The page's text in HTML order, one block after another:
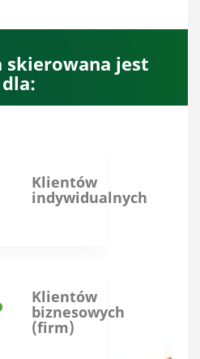
skierowana jest
dla:
Klientów
indywidualnych
Klientów
biznesowych
(firm)